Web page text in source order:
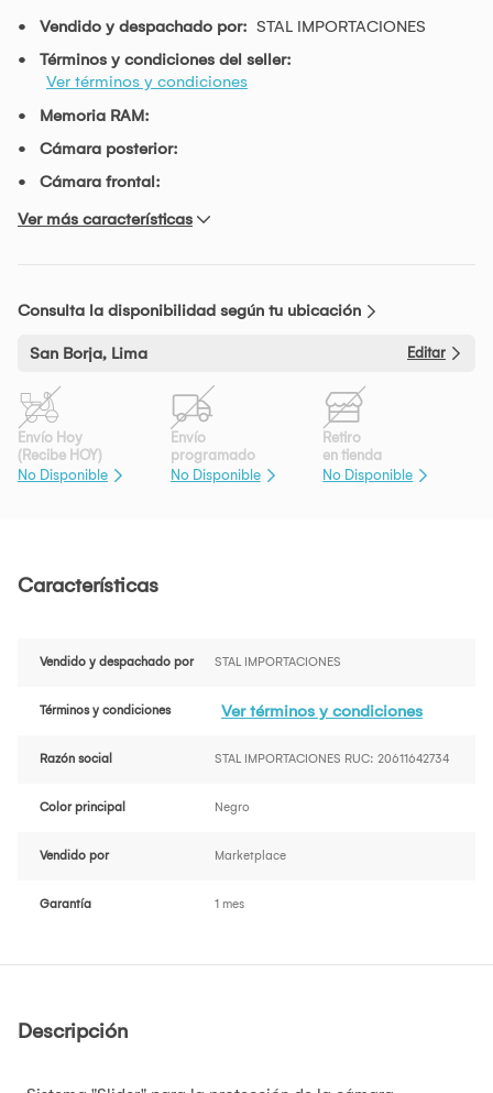
Vendido y despachado por: STAL IMPORTACIONES
Términos y condiciones del seller:
Ver términos y condiciones
Memoria RAM:
Cámara posterior:
Cámara frontal:
Ver más características
Consulta la disponibilidad según tu ubicación
San Borja, Lima Editar
Envío Hoy
(Recibe HOY)
No Disponible
Envío
programado
No Disponible
Retiro
en tienda
No Disponible
Características
Vendido y despachado por STAL IMPORTACIONES
Términos y condiciones Ver términos y condiciones
Razón social STAL IMPORTACIONES RUC: 20611642734
Color principal Negro
Vendido por Marketplace
Garantía 1 mes
Descripción